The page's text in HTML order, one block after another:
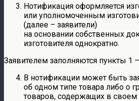
Нотификация оформляется
или уполномоченным
(далее – заявители)
на основании собственных
изготовителя однократно.
Заявителем заполняются пункты 1
В нотификации может быть
об одном типе товара либо о
товаров, содержащих в своем